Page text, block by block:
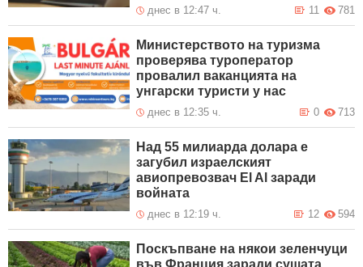
днес в 12:47 ч. 781
11
Министерството на туризма
проверява туроператор
провалил ваканцията на
унгарски туристи у нас
днес в 12:35 ч. 713
0
Над 55 милиарда долара е
загубил израелският
авиопревозвач El Al заради
войната
днес в 12:19 ч. 594
12
Поскъпване на някои зеленчуци
във Франция заради сушата